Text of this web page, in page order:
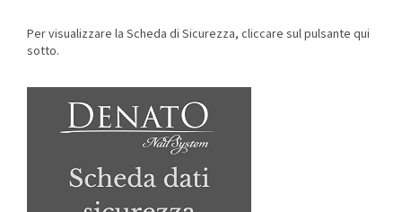
Per visualizzare la Scheda di Sicurezza, cliccare sul pulsante qui
sotto.